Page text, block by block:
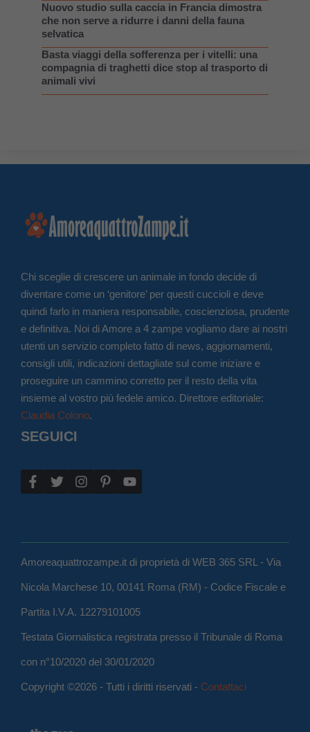
Nuovo studio sulla caccia in Francia dimostra
che non serve a ridurre i danni della fauna
selvatica
Basta viaggi della sofferenza per i vitelli: una
compagnia di traghetti dice stop al trasporto di
animali vivi
Chi sceglie di crescere un animale in fondo decide di
diventare come un ‘genitore’ per questi cuccioli e deve
quindi farlo in maniera responsabile, coscienziosa, prudente
e definitiva. Noi di Amore a 4 zampe vogliamo dare ai nostri
utenti un servizio completo fatto di news, aggiornamenti,
consigli utili, indicazioni dettagliate sul come iniziare e
proseguire un cammino corretto per il resto della vita
insieme al vostro più fedele amico. Direttore editoriale:
Claudia Colono.
SEGUICI
Amoreaquattrozampe.it di proprietà di WEB 365 SRL - Via
Nicola Marchese 10, 00141 Roma (RM) - Codice Fiscale e
Partita I.V.A. 12279101005
Testata Giornalistica registrata presso il Tribunale di Roma
con n°10/2020 del 30/01/2020
Copyright ©2026 - Tutti i diritti riservati - Contattaci